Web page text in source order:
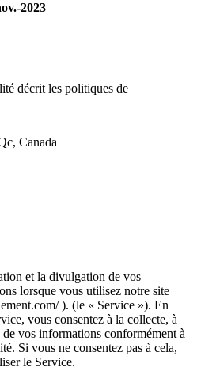
2023
décrit les politiques de
Canada
et la divulgation de vos
lorsque vous utilisez notre site
). (le « Service »). En
vous consentez à la collecte, à
vos informations conformément à
Si vous ne consentez pas à cela,
le Service.